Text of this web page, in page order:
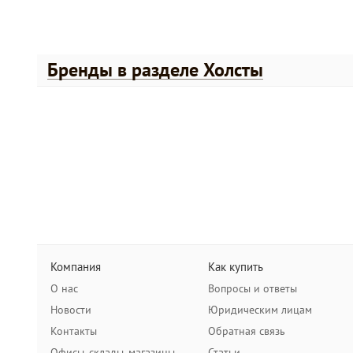
Бренды в разделе Холсты
Компания
О нас
Новости
Контакты
Как купить
Вопросы и ответы
Юридическим лицам
Обратная связь